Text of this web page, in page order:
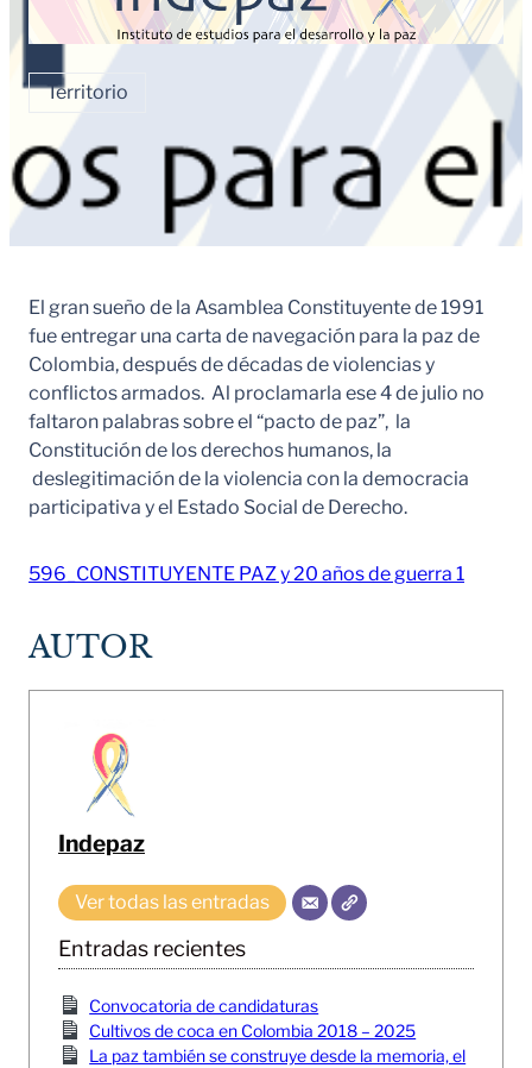
Territorio
El gran sueño de la Asamblea Constituyente de 1991
fue entregar una carta de navegación para la paz de
Colombia, después de décadas de violencias y
conflictos armados. Al proclamarla ese 4 de julio no
faltaron palabras sobre el “pacto de paz”, la
Constitución de los derechos humanos, la
deslegitimación de la violencia con la democracia
participativa y el Estado Social de Derecho.
596_CONSTITUYENTE PAZ y 20 años de guerra 1
AUTOR
Indepaz
Ver todas las entradas
Entradas recientes
Convocatoria de candidaturas
Cultivos de coca en Colombia 2018 – 2025
La paz también se construye desde la memoria, el